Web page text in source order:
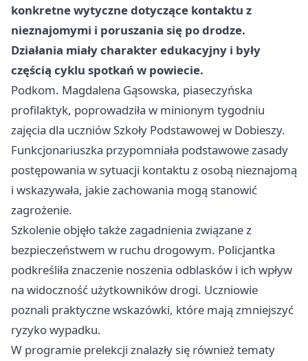
konkretne wytyczne dotyczące kontaktu z
nieznajomymi i poruszania się po drodze.
Działania miały charakter edukacyjny i były
częścią cyklu spotkań w powiecie.
Podkom. Magdalena Gąsowska, piaseczyńska
profilaktyk, poprowadziła w minionym tygodniu
zajęcia dla uczniów Szkoły Podstawowej w Dobieszy.
Funkcjonariuszka przypomniała podstawowe zasady
postępowania w sytuacji kontaktu z osobą nieznajomą
i wskazywała, jakie zachowania mogą stanowić
zagrożenie.
Szkolenie objęło także zagadnienia związane z
bezpieczeństwem w ruchu drogowym. Policjantka
podkreśliła znaczenie noszenia odblasków i ich wpływ
na widoczność użytkowników drogi. Uczniowie
poznali praktyczne wskazówki, które mają zmniejszyć
ryzyko wypadku.
W programie prelekcji znalazły się również tematy